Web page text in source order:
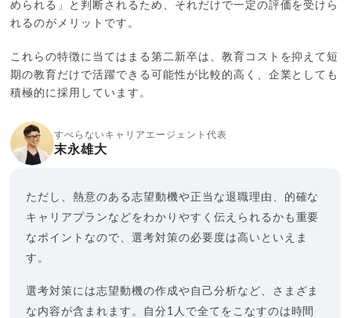
められる」と判断されるため、それだけで一定の評価を受けら
れるのがメリットです。
これらの特徴に当てはまる第二新卒は、教育コストを抑えて短
期の教育だけで活躍できる可能性が比較的高く、企業としても
積極的に採用しています。
すべらないキャリアエージェント代表
末永雄大
ただし、熱意のある志望動機や正当な退職理由、的確な
キャリアプランなどをわかりやすく伝えられるかも重要
なポイントなので、選考対策の必要度は高いといえま
す。
選考対策には志望動機の作成や自己分析など、さまざま
な内容が含まれます。自分1人で全てをこなすのは時間